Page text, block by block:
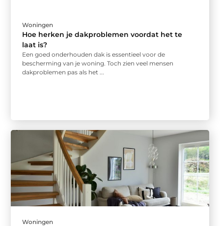
Woningen
Hoe herken je dakproblemen voordat het te
laat is?
Een goed onderhouden dak is essentieel voor de
bescherming van je woning. Toch zien veel mensen
dakproblemen pas als het ...
Woningen